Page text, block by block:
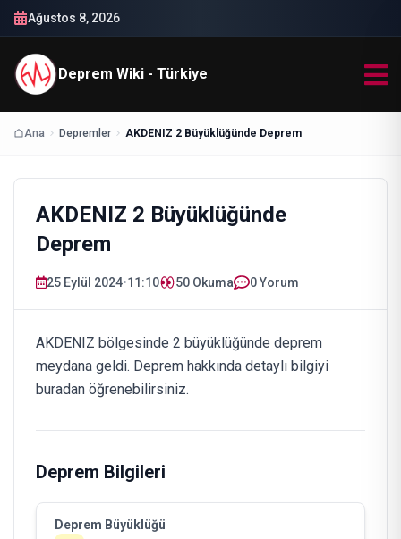
Ağustos 8, 2026
Deprem Wiki - Türkiye
Ana Depremler AKDENIZ 2 Büyüklüğünde Deprem
AKDENIZ 2 Büyüklüğünde
Deprem
25 Eylül 2024•11:10 50 Okuma 0 Yorum
AKDENIZ bölgesinde 2 büyüklüğünde deprem
meydana geldi. Deprem hakkında detaylı bilgiyi
buradan öğrenebilirsiniz.
Deprem Bilgileri
Deprem Büyüklüğü